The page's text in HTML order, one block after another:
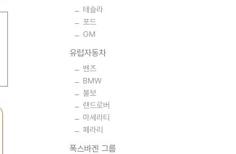
테슬라
포드
GM
유럽자동차
벤츠
BMW
볼보
랜드로버
마세라티
페라리
폭스바겐 그룹